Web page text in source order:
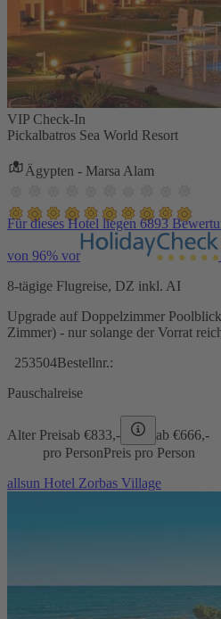
VIP Check-In
Pickalbatros Sea World Resort
Ägypten - Marsa Alam
Für dieses Hotel liegen 6893
von 96% vor
8-tägige Flugreise, DZ inkl. AI
Upgrade auf Doppelzimmer
Zimmer) - nur solange der Vorrat
253504Bestellnr.:
Pauschalreise
Alter Preisab €833,- ab €666,-
pro PersonPreis pro Person
allsun Hotel Zorbas Village